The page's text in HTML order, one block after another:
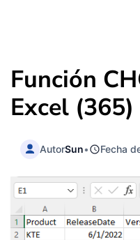
Función
Excel (365)
AutorSun• Fecha